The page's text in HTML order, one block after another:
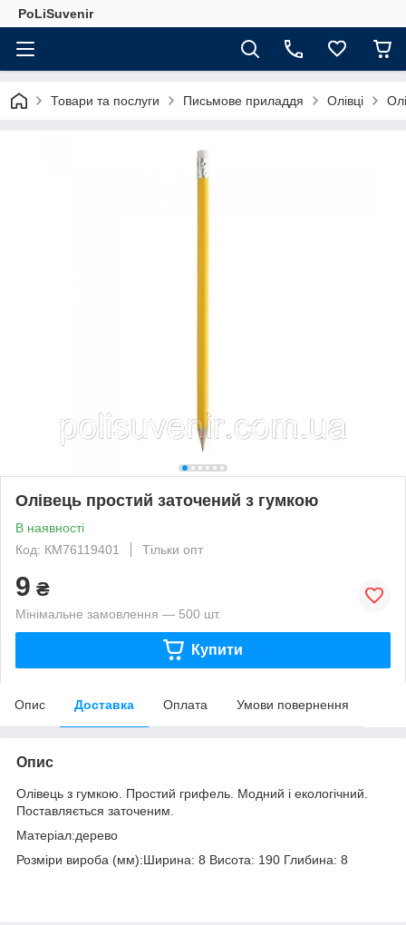
PoLiSuvenir
Товари та послуги Письмове приладдя Олівці
Олівець простий заточений з гумкою
В наявності
Код: КМ76119401
Тільки опт
9 ₴
Мінімальне замовлення — 500 шт.
Купити
Опис Доставка Оплата Умови повернення
Опис
Олівець з гумкою. Простий грифель. Модний і екологічний.
Поставляється заточеним.
Матеріал:дерево
Розміри вироба (мм):Ширина: 8 Висота: 190 Глибина: 8